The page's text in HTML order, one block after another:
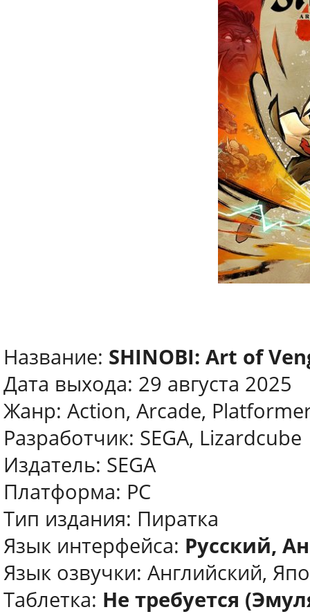
Название: SHINOBI: Art of
Дата выхода: 29 августа 2025
Жанр: Action, Arcade,
Разработчик: SEGA, Lizardcube
Издатель: SEGA
Платформа: PC
Тип издания: Пиратка
Язык интерфейса: Русский,
Язык озвучки: Английский,
Таблетка: Не требуется